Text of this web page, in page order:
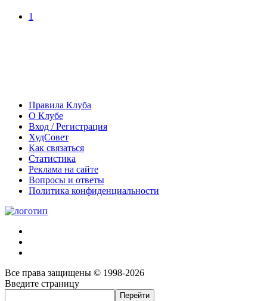
1
Правила Клуба
О Клубе
Вход / Регистрация
ХудСовет
Как связаться
Статистика
Реклама на сайте
Вопросы и ответы
Политика конфиденциальности
Все права защищены © 1998-2026
Введите страницу